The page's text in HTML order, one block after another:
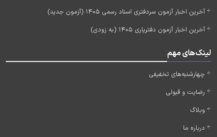
آخرین اخبار آزمون سردفتری اسناد رسمی 1405 (آزمون جدید)
آخرین اخبار آزمون دفتریاری 1405 (به زودی)
لینک‌های مهم
چهارشنبه‌های تخفیفی
رضایت و قبولی
وبلاگ
درباره ما